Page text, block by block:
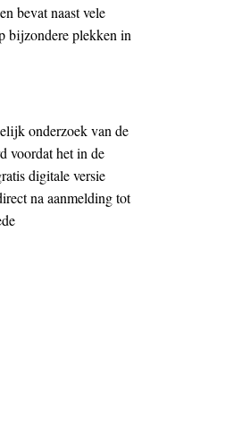
bevat naast vele
bijzondere plekken in
onderzoek van de
voordat het in de
digitale versie
na aanmelding tot